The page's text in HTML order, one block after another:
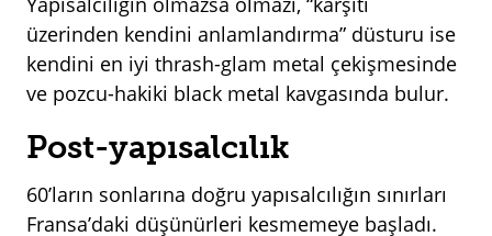
üzerinden kendini anlamlandırma” düsturu ise
kendini en iyi thrash-glam metal çekişmesinde
ve pozcu-hakiki black metal kavgasında bulur.
Post-yapısalcılık
60’ların sonlarına doğru yapısalcılığın sınırları
Fransa’daki düşünürleri kesmemeye başladı.